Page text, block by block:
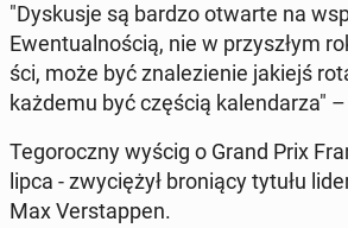
"Dys­ku­sje są bardzo otwarte na
Ewen­tu­al­no­ścią, nie w przy­szłym
ści, może być zna­le­zie­nie jakiejś
każdemu być częścią ka­len­da­rza" –
Te­go­rocz­ny wyścig o Grand Prix
lipca - zwy­cię­żył bro­nią­cy tytułu
Max Ver­stap­pen.